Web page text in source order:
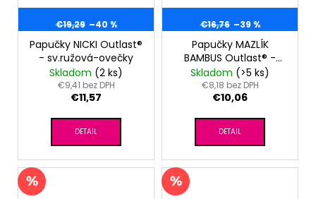
€19,29 –40 %
Papučky NICKI Outlast®
- sv.ružová-ovečky
Skladom (2 ks)
€9,41 bez DPH
€11,57
DETAIL
€16,76 –39 %
Papučky MAZLÍK
BAMBUS Outlast® -
denim
Skladom (>5 ks)
€8,18 bez DPH
€10,06
DETAIL